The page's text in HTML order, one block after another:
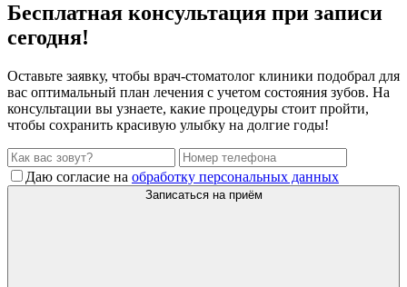
Бесплатная консультация при записи
сегодня!
Оставьте заявку, чтобы врач-стоматолог клиники подобрал для
вас оптимальный план лечения с учетом состояния зубов. На
консультации вы узнаете, какие процедуры стоит пройти,
чтобы сохранить красивую улыбку на долгие годы!
Даю согласие на обработку персональных данных
Записаться на приём